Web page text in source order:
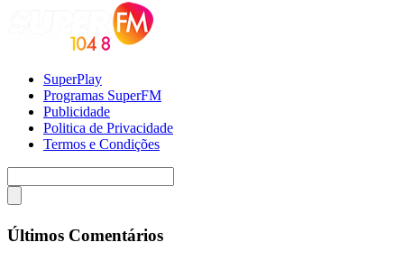
SuperPlay
Programas SuperFM
Publicidade
Politica de Privacidade
Termos e Condições
Últimos Comentários